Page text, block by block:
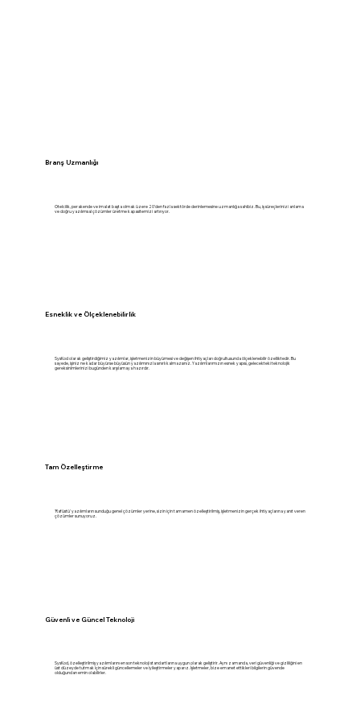
Otelcilik, perakende ve imalat başta olmak üzere 20'den fazla sektörde derinlemesine uzmanlığa sahibiz. Bu, iş süreçlerinizi anlama
ve doğru yazılımsal çözümler üretme kapasitemizi artırıyor.
Branş Uzmanlığı
'Raf üstü' yazılımların sunduğu genel çözümler yerine, sizin için tamamen özelleştirilmiş, işletmenizin gerçek ihtiyaçlarına yanıt veren
çözümler sunuyoruz.
Tam Özelleştirme
SysKod olarak geliştirdiğimiz yazılımlar, işletmenizin büyümesi ve değişen ihtiyaçları doğrultusunda ölçeklenebilir özelliktedir. Bu
sayede, işiniz ne kadar büyürse büyüsün yazılımınızla sınırlı kalmazsınız. Yazılımlarımızın esnek yapısı, gelecekteki teknolojik
gereksinimlerinizi bugünden karşılamaya hazırdır.
Esneklik ve Ölçeklenebilirlik
SysKod, özelleştirilmiş yazılımlarını en son teknoloji standartlarına uygun olarak geliştirir. Aynı zamanda, veri güvenliği ve gizliliğini en
üst düzeyde tutmak için sürekli güncellemeler ve iyileştirmeler yaparız. İşletmeler, bize emanet ettikleri bilgilerin güvende
olduğundan emin olabilirler.
Güvenli ve Güncel Teknoloji